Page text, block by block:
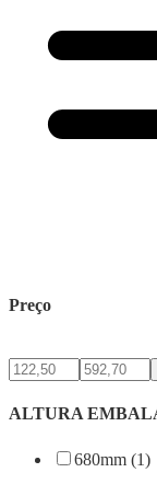
Preço
ALTURA
680mm (1)